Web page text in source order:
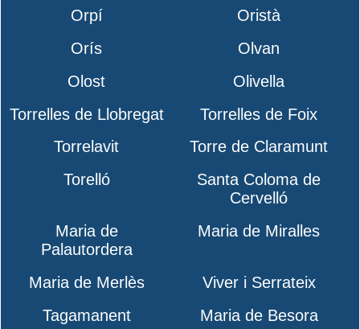
Orpí
Oristà
Orís
Olvan
Olost
Olivella
Torrelles de Llobregat
Torrelles de Foix
Torrelavit
Torre de Claramunt
Torelló
Santa Coloma de
Cervelló
Maria de
Palautordera
Maria de Miralles
Maria de Merlès
Viver i Serrateix
Tagamanent
Maria de Besora